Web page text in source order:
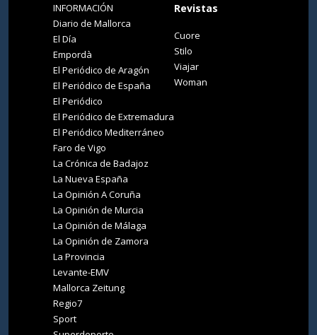
INFORMACIÓN
Diario de Mallorca
El Día
Empordà
El Periódico de Aragón
El Periódico de España
El Periódico
El Periódico de Extremadura
El Periódico Mediterráneo
Faro de Vigo
La Crónica de Badajoz
La Nueva España
La Opinión A Coruña
La Opinión de Murcia
La Opinión de Málaga
La Opinión de Zamora
La Provincia
Levante-EMV
Mallorca Zeitung
Regio7
Sport
Revistas
Cuore
Stilo
Viajar
Woman